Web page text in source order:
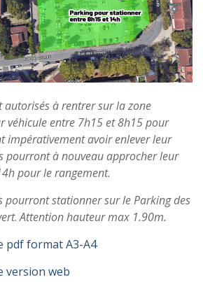
autorisés à rentrer sur la zone
véhicule entre 7h15 et 8h15 pour
impérativement avoir enlever leur
pourront à nouveau approcher leur
pour le rangement.
pourront stationner sur le Parking des
.Attention hauteur max 1.90m.
pdf format A3-A4
version web